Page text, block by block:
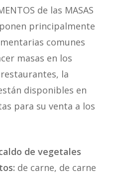
de las MASAS
principalmente
comunes
masas en los
la
disponibles en
para su venta a los
de vegetales
de carne, de carne